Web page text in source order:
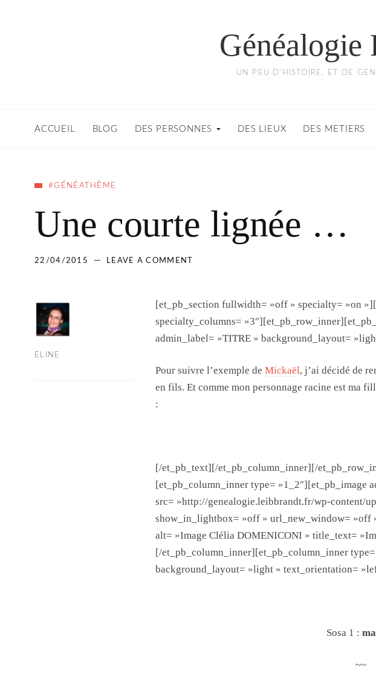
Généalogie
UN PEU D'HISTOIRE, ET DE
ACCUEIL BLOG DES PERSONNES DES LIEUX DES METIERS
#GÉNÉATHÈME
Une courte lignée …
22/04/2015 LEAVE A COMMENT
ELINE
[et_pb_section fullwidth= »off » specialty= »on
specialty_columns=
admin_label= »TITRE » background_layout=
Pour suivre l’exemple de Mickaël, j’ai décidé de
en fils. Et comme mon personnage racine est ma
:
[/et_pb_text][/et_pb_column_inner][/
[et_pb_column_inner type= »1_2″][et_pb_image
src= »http://genealogie.leibbrandt.fr/wp-content/
show_in_lightbox= »off » url_new_window= »off
alt= »Image Clélia DOMENICONI » title_text=
[/et_pb_column_inner][et_pb_column_inner
background_layout= »light » text_orientation=
Sosa 1 :
~~